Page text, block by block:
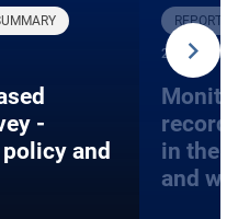
-
and
REPORT /
27 JANUARY
in the
and